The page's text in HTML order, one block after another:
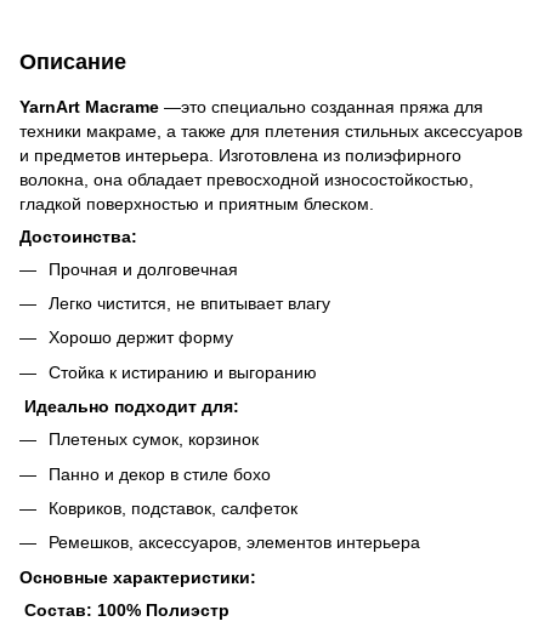
Описание
YarnArt Macrame —это специально созданная пряжа для
техники макраме, а также для плетения стильных аксессуаров
и предметов интерьера. Изготовлена ​​из полиэфирного
волокна, она обладает превосходной износостойкостью,
гладкой поверхностью и приятным блеском.
Достоинства:
Прочная и долговечная
Легко чистится, не впитывает влагу
Хорошо держит форму
Стойка к истиранию и выгоранию
Идеально подходит для:
Плетеных сумок, корзинок
Панно и декор в стиле бохо
Ковриков, подставок, салфеток
Ремешков, аксессуаров, элементов интерьера
Основные характеристики:
Состав: 100% Полиэстр